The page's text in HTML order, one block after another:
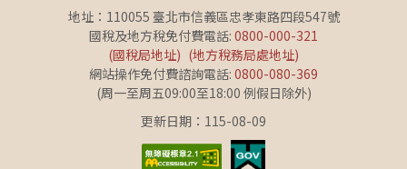
地址：110055 臺北市信義區忠孝東路四段547號
國稅及地方稅免付費電話: 0800-000-321
(國稅局地址) (地方稅務局處地址)
網站操作免付費諮詢電話: 0800-080-369
(周一至周五09:00至18:00 例假日除外)
更新日期：115-08-09